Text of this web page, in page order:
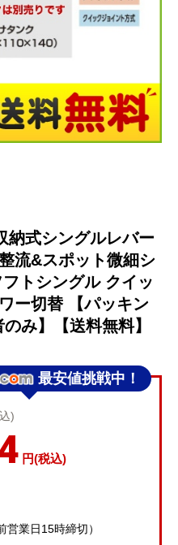
納式シングルレバー
流&スポット微細シ
トシングル クイッ
ー切替 【パッキン
み】【送料無料】
最安値挑戦中！
)
円(税込)
営業日15時締切）